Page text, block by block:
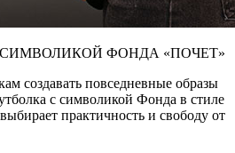
ФОНДА «ПОЧЕТ»
создавать повседневные образы
с символикой Фонда в стиле
практичность и свободу от